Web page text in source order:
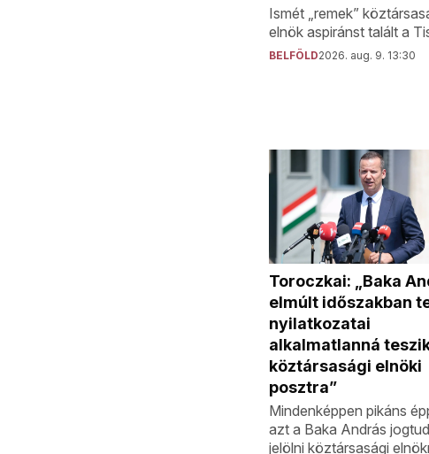
Ismét „remek”
elnök aspiránst talált a
BELFÖLD2026. aug. 9. 13:30
Toroczkai: „Baka
elmúlt időszakban
nyilatkozatai
alkalmatlanná
köztársasági elnöki
posztra”
Mindenképpen pikáns
azt a Baka András
jelölni köztársasági